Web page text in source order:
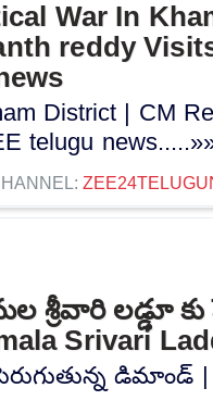
War In
reddy
District | CM
telugu
శ్రీవారి లడ్డూ
Srivari
డిమాండ్ |